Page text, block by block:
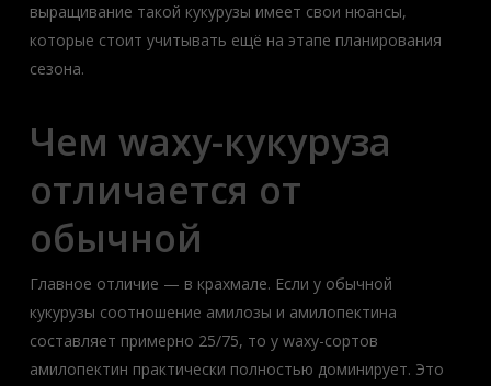
выращивание такой кукурузы имеет свои нюансы,
которые стоит учитывать ещё на этапе планирования
сезона.
Чем waxy-кукуруза
отличается от
обычной
Главное отличие — в крахмале. Если у обычной
кукурузы соотношение амилозы и амилопектина
составляет примерно 25/75, то у waxy-сортов
амилопектин практически полностью доминирует. Это